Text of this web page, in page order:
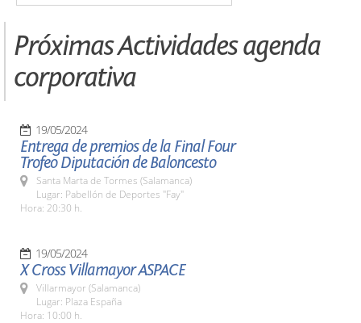
Próximas Actividades agenda
corporativa
19/05/2024
Entrega de premios de la Final Four
Trofeo Diputación de Baloncesto
Santa Marta de Tormes (Salamanca)
Lugar: Pabellón de Deportes "Fay"
Hora: 20:30 h.
19/05/2024
X Cross Villamayor ASPACE
Villarmayor (Salamanca)
Lugar: Plaza España
Hora: 10:00 h.